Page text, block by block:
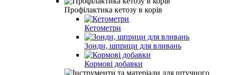
Профілактика кетозу в корів
Кетометри
Зонди, шприци для вливань
Кормові добавки